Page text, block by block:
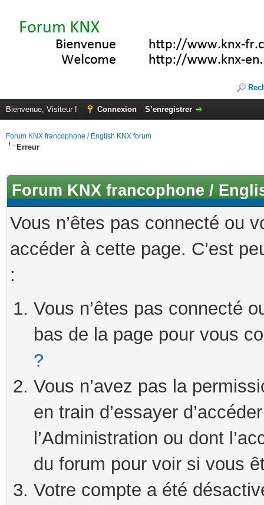
Bienvenue, Visiteur ! Connexion S’enregistrer
Forum KNX francophone / English KNX forum
Erreur
Forum KNX francophone /
Vous n’êtes pas connecté ou
accéder à cette page. C’est
:
Vous n’êtes pas connecté
bas de la page pour vous
?
Vous n’avez pas la
en train d’essayer
l’Administration ou dont
du forum pour voir si vous
Votre compte a été